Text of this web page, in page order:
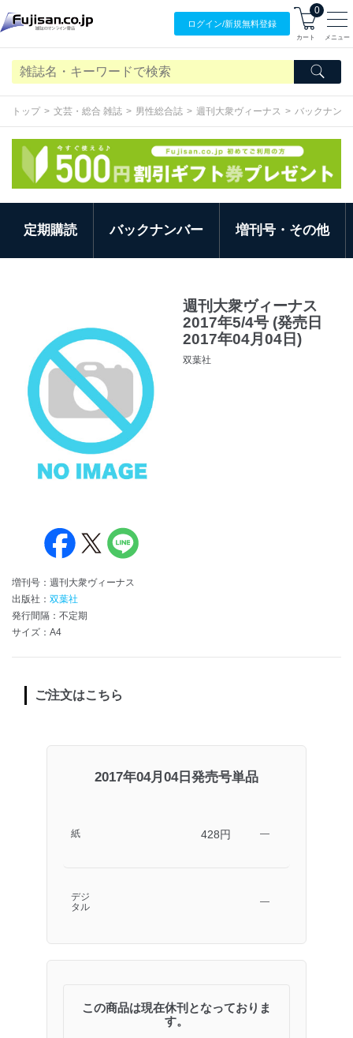
ログイン/新規無料登録
0
カート メニュー
トップ 文芸・総合 雑誌 男性総合誌 週刊大衆ヴィーナス バックナン
定期購読 バックナンバー 増刊号・その他
増刊号：週刊大衆ヴィーナス
出版社： 双葉社
発行間隔：不定期
サイズ：A4
週刊大衆ヴィーナス
2017年5/4号 (発売日
2017年04月04日)
双葉社
ご注文はこちら
2017年04月04日発売号単品
紙 428円 ―
デジ
タル
―
この商品は現在休刊となっておりま
す。